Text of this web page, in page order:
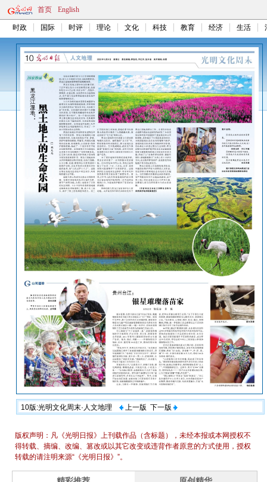
首页 English
时政 国际 时评 理论 文化 科技 教育 经济 生活
10版:光明文化周末·人文地理 上一版 下一版